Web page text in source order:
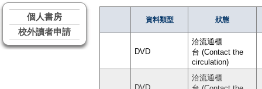
個人書房
校外讀者申請
資料類型 狀態
DVD
洽流通櫃
台 (Contact the
circulation)
洽流通櫃